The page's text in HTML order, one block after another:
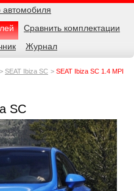
автомобиля
Сравнить комплектации
Журнал
SEAT Ibiza SC
SEAT Ibiza SC 1.4 MPI
SC